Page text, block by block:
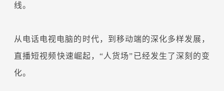
线。
从电话电视电脑的时代，到移动端的深化多样发展，
直播短视频快速崛起，“人货场”已经发生了深刻的变
化。